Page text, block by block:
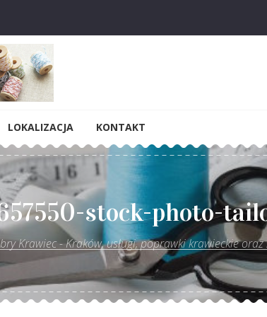
poprawki krawieckie
LOKALIZACJA KONTAKT
stock-photo-
Krawiec - Kraków, usługi, poprawki krawieckie oraz